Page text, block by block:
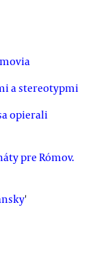
a stereotypmi
opierali
pre Rómov.
'